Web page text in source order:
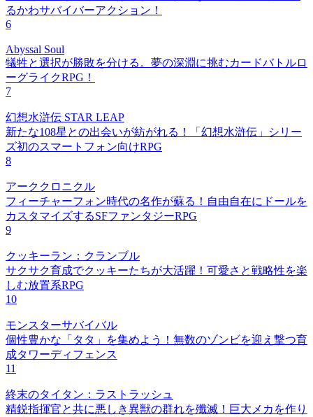
るかわサバイバーアクション！
6
Abyssal Soul
犠牲と選択が勝敗を分ける。夢の深淵に挑むカードバトルロ
ーグライクRPG！
7
幻想水滸伝 STAR LEAP
新たな108星との出会いが紡がれる！「幻想水滸伝」シリー
ズ初のスマートフォン向けRPG
8
アーククロニクル
フィーチャーフォン時代の名作が蘇る！自由自在にドールを
カスタマイズするSFファンタジーRPG
9
クッキーラン：クランブル
サクサク育成でクッキーたちが大活躍！可愛さと戦略性を楽
しむ放置系RPG
10
モンスターサバイバル
個性豊かな「タタ」を集めよう！無数のゾンビを迎え撃つ育
成タワーディフェンス
11
終末のタイタン：ラストラッシュ
精鋭指揮官と共に悪しき異獣の群れを殲滅！巨大メカを作り